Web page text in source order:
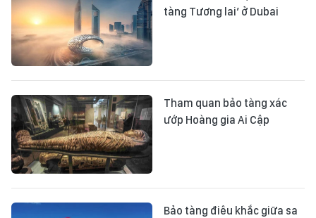
tàng Tương lai’ ở Dubai
Tham quan bảo tàng xác
ướp Hoàng gia Ai Cập
Bảo tàng điêu khắc giữa sa